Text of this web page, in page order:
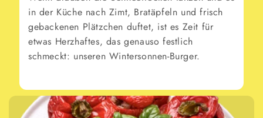
in der Küche nach Zimt, Bratäpfeln und frisch
gebackenen Plätzchen duftet, ist es Zeit für
etwas Herzhaftes, das genauso festlich
schmeckt: unseren Wintersonnen-Burger.